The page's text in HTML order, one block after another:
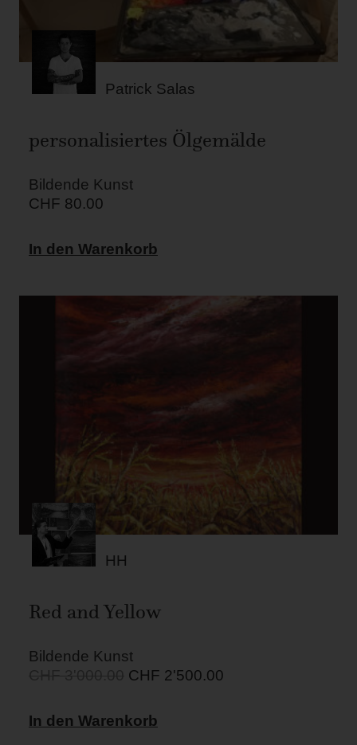
Patrick Salas
personalisiertes Ölgemälde
Bildende Kunst
CHF 80.00
In den Warenkorb
HH
Red and Yellow
Bildende Kunst
CHF 2'500.00
In den Warenkorb